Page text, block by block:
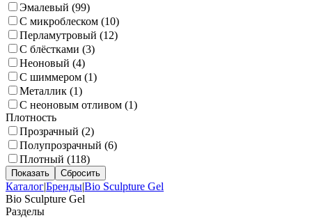
Эмалевый (99)
С микроблеском (10)
Перламутровый (12)
С блёстками (3)
Неоновый (4)
С шиммером (1)
Металлик (1)
С неоновым отливом (1)
Плотность
Прозрачный (2)
Полупрозрачный (6)
Плотный (118)
Каталог|Бренды|Bio Sculpture Gel
Bio Sculpture Gel
Разделы